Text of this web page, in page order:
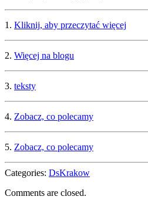
1. Kliknij, aby przeczytać więcej
2. Więcej na blogu
3. teksty
4. Zobacz, co polecamy
5. Zobacz, co polecamy
Categories: DsKrakow
Comments are closed.